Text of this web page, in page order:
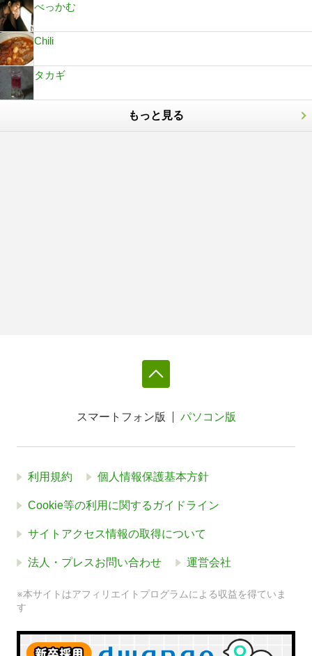
べっかむ
Chili
タカギ
もっと見る
スマートフォン版 パソコン版
利用規約 個人情報保護基本方針
Cookie等の利用に関するガイドライン
サイトアクセス情報の取得について
法人・プレスお問い合わせ 運営会社
※本サイトはアフィリエイトプログラムによる収益を得ていま
す